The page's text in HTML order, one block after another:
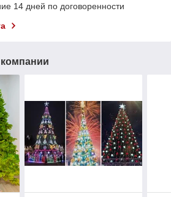
14 дней по договоренности